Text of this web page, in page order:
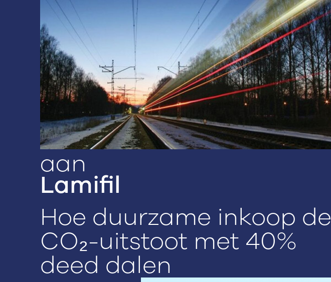
allnex
allnex pakt
klimaatrisico's
aan
Lamifil
Hoe duurzame inkoop de
CO₂-uitstoot met 40%
deed dalen